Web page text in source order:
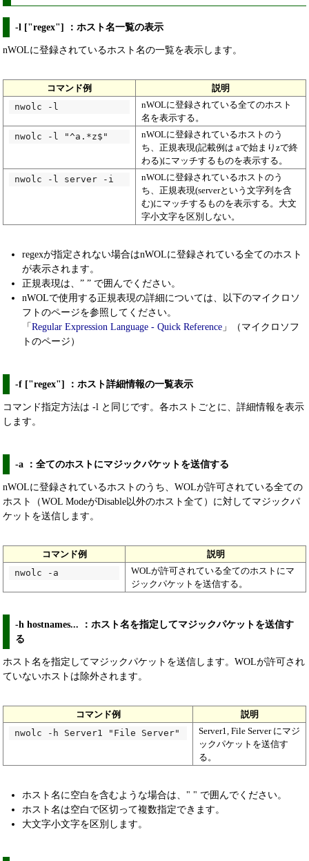
-l ["regex"] ：ホスト名一覧の表示
nWOLに登録されているホスト名の一覧を表示します。
コマンド例
説明
nwolc -l
nWOLに登録されている全てのホスト
名を表示する。
nwolc -l "^a.*z$"
nWOLに登録されているホストのう
ち、正規表現(記載例は aで始まりzで終
わる)にマッチするものを表示する。
nwolc -l server -i
nWOLに登録されているホストのう
ち、正規表現(serverという文字列を含
む)にマッチするものを表示する。大文
字小文字を区別しない。
regexが指定されない場合はnWOLに登録されている全てのホスト
が表示されます。
正規表現は、” ” で囲んでください。
nWOLで使用する正規表現の詳細については、以下のマイクロソ
フトのページを参照してください。
「 Regular Expression Language - Quick Reference 」（マイクロソフ
トのページ）
-f ["regex"] ：ホスト詳細情報の一覧表示
コマンド指定方法は -l と同じです。各ホストごとに、詳細情報を表示
します。
-a ：全てのホストにマジックパケットを送信する
nWOLに登録されているホストのうち、WOLが許可されている全ての
ホスト（WOL ModeがDisable以外のホスト全て）に対してマジックパ
ケットを送信します。
コマンド例
説明
nwolc -a
WOLが許可されている全てのホストにマ
ジックパケットを送信する。
-h hostnames... ：ホスト名を指定してマジックパケットを送信す
る
ホスト名を指定してマジックパケットを送信します。WOLが許可され
ていないホストは除外されます。
コマンド例
説明
nwolc -h Server1 "File Server"
Server1, File Server にマジ
ックパケットを送信す
る。
ホスト名に空白を含むような場合は、" " で囲んでください。
ホスト名は空白で区切って複数指定できます。
大文字小文字を区別します。